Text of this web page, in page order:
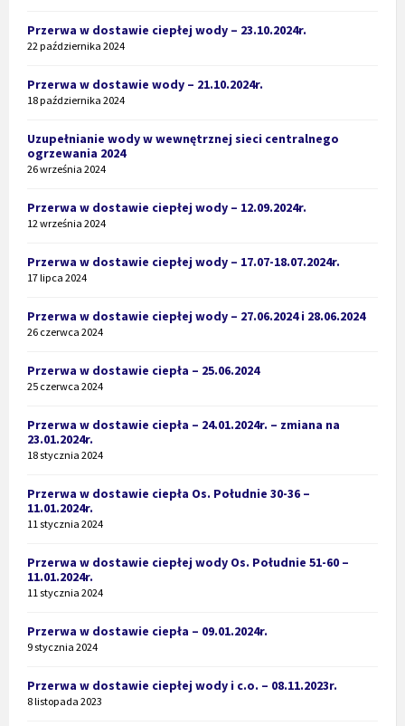
Przerwa w dostawie ciepłej wody – 23.10.2024r.
22 października 2024
Przerwa w dostawie wody – 21.10.2024r.
18 października 2024
Uzupełnianie wody w wewnętrznej sieci centralnego
ogrzewania 2024
26 września 2024
Przerwa w dostawie ciepłej wody – 12.09.2024r.
12 września 2024
Przerwa w dostawie ciepłej wody – 17.07-18.07.2024r.
17 lipca 2024
Przerwa w dostawie ciepłej wody – 27.06.2024 i 28.06.2024
26 czerwca 2024
Przerwa w dostawie ciepła – 25.06.2024
25 czerwca 2024
Przerwa w dostawie ciepła – 24.01.2024r. – zmiana na
23.01.2024r.
18 stycznia 2024
Przerwa w dostawie ciepła Os. Południe 30-36 –
11.01.2024r.
11 stycznia 2024
Przerwa w dostawie ciepłej wody Os. Południe 51-60 –
11.01.2024r.
11 stycznia 2024
Przerwa w dostawie ciepła – 09.01.2024r.
9 stycznia 2024
Przerwa w dostawie ciepłej wody i c.o. – 08.11.2023r.
8 listopada 2023